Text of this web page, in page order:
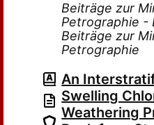
Beiträge zur
Petrographie -
Beiträge zur
Petrographie
An
Swelling
Weathering